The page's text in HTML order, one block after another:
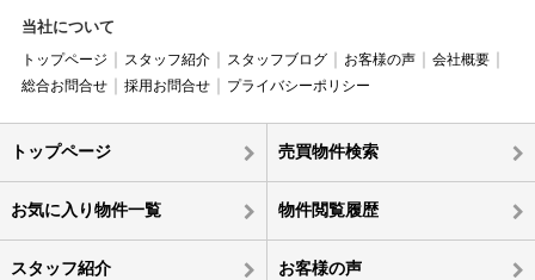
当社について
トップページ スタッフ紹介 スタッフブログ お客様の声
会社概要
総合お問合せ
採用お問合せ プライバシーポリシー
トップページ 売買物件検索
お気に入り物件一覧 物件閲覧履歴
スタッフ紹介 お客様の声